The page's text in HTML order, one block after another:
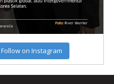
Follow on Instagram